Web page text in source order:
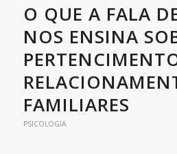
O QUE A FALA
NOS ENSINA
FAMILIARES
PSICOLOGIA